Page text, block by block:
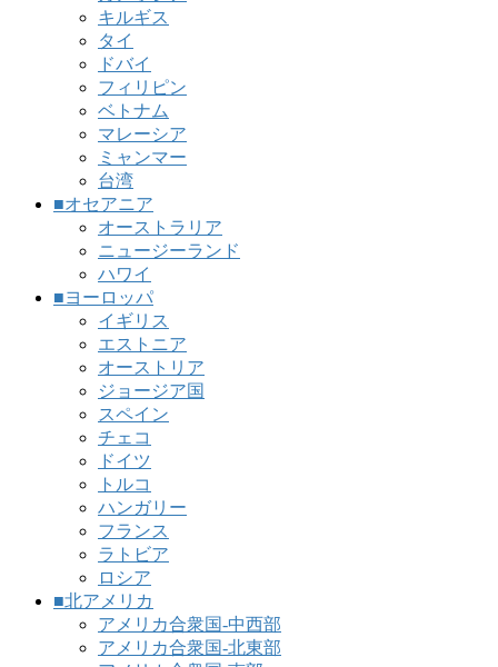
キルギス
タイ
ドバイ
フィリピン
ベトナム
マレーシア
ミャンマー
台湾
■オセアニア
オーストラリア
ニュージーランド
ハワイ
■ヨーロッパ
イギリス
エストニア
オーストリア
ジョージア国
スペイン
チェコ
ドイツ
トルコ
ハンガリー
フランス
ラトビア
ロシア
■北アメリカ
アメリカ合衆国-中西部
アメリカ合衆国-北東部